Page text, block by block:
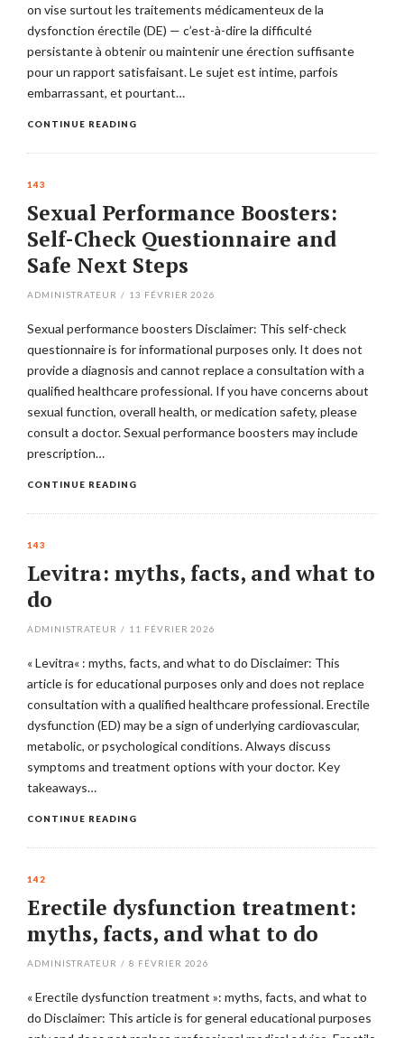
on vise surtout les traitements médicamenteux de la
dysfonction érectile (DE) — c’est-à-dire la difficulté
persistante à obtenir ou maintenir une érection suffisante
pour un rapport satisfaisant. Le sujet est intime, parfois
embarrassant, et pourtant…
CONTINUE READING
143
Sexual Performance Boosters:
Self-Check Questionnaire and
Safe Next Steps
ADMINISTRATEUR / 13 FÉVRIER 2026
Sexual performance boosters Disclaimer: This self-check
questionnaire is for informational purposes only. It does not
provide a diagnosis and cannot replace a consultation with a
qualified healthcare professional. If you have concerns about
sexual function, overall health, or medication safety, please
consult a doctor. Sexual performance boosters may include
prescription…
CONTINUE READING
143
Levitra: myths, facts, and what to
do
ADMINISTRATEUR / 11 FÉVRIER 2026
« Levitra« : myths, facts, and what to do Disclaimer: This
article is for educational purposes only and does not replace
consultation with a qualified healthcare professional. Erectile
dysfunction (ED) may be a sign of underlying cardiovascular,
metabolic, or psychological conditions. Always discuss
symptoms and treatment options with your doctor. Key
takeaways…
CONTINUE READING
142
Erectile dysfunction treatment:
myths, facts, and what to do
ADMINISTRATEUR / 8 FÉVRIER 2026
« Erectile dysfunction treatment »: myths, facts, and what to
do Disclaimer: This article is for general educational purposes